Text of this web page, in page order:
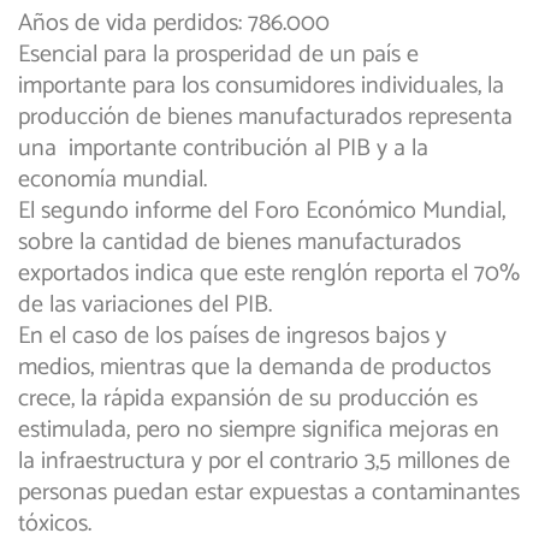
Años de vida perdidos: 786.000
Esencial para la prosperidad de un país e
importante para los consumidores individuales, la
producción de bienes manufacturados representa
una importante contribución al PIB y a la
economía mundial.
El segundo informe del Foro Económico Mundial,
sobre la cantidad de bienes manufacturados
exportados indica que este renglón reporta el 70%
de las variaciones del PIB.
En el caso de los países de ingresos bajos y
medios, mientras que la demanda de productos
crece, la rápida expansión de su producción es
estimulada, pero no siempre significa mejoras en
la infraestructura y por el contrario 3,5 millones de
personas puedan estar expuestas a contaminantes
tóxicos.